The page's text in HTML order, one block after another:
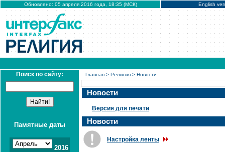
Обновлено: 05 апреля 2016 года, 18:35 (МСК) English
Поиск по сайту:
Памятные даты
2016
Главная > Религия > Новости
Новости
Версия для печати
Новости
Настройка ленты